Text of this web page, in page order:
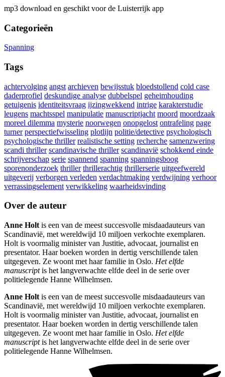
mp3 download en geschikt voor de Luisterrijk app
Categorieën
Spanning
Tags
achtervolging angst archieven bewijsstuk bloedstollend cold case
daderprofiel deskundige analyse dubbelspel geheimhouding
getuigenis identiteitsvraag ijzingwekkend intrige karakterstudie
leugens machtsspel manipulatie manuscriptjacht moord moordzaak
moreel dilemma mysterie noorwegen onopgelost ontrafeling page
turner perspectiefwisseling plotlijn politie/detective psychologisch
psychologische thriller realistische setting recherche samenzwering
scandi thriller scandinavische thriller scandinavië schokkend einde
schrijverschap serie spannend spanning spanningsboog
sporenonderzoek thriller thrillerachtig thrillerserie uitgeefwereld
uitgeverij verborgen verleden verdachtmaking verdwijning verhoor
verrassingselement verwikkeling waarheidsvinding
Over de auteur
Anne Holt is een van de meest succesvolle misdaadauteurs van
Scandinavië, met wereldwijd 10 miljoen verkochte exemplaren.
Holt is voormalig minister van Justitie, advocaat, journalist en
presentator. Haar boeken worden in dertig verschillende talen
uitgegeven. Ze woont met haar familie in Oslo. Het elfde
manuscriptis het langverwachte elfde deel in de serie over
politielegende Hanne Wilhelmsen.
Anne Holt is een van de meest succesvolle misdaadauteurs van
Scandinavië, met wereldwijd 10 miljoen verkochte exemplaren.
Holt is voormalig minister van Justitie, advocaat, journalist en
presentator. Haar boeken worden in dertig verschillende talen
uitgegeven. Ze woont met haar familie in Oslo. Het elfde
manuscriptis het langverwachte elfde deel in de serie over
politielegende Hanne Wilhelmsen.